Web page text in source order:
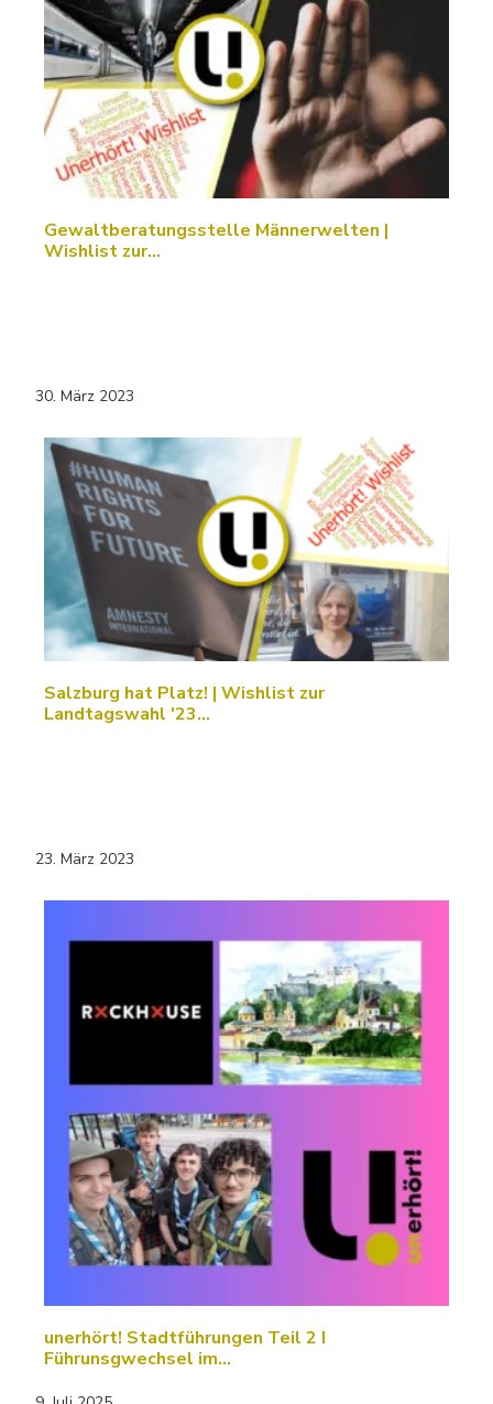
Gewaltberatungsstelle Männerwelten |
Wishlist zur…
30. März 2023
Salzburg hat Platz! | Wishlist zur
Landtagswahl '23…
23. März 2023
unerhört! Stadtführungen Teil 2 I
Führunsgwechsel im…